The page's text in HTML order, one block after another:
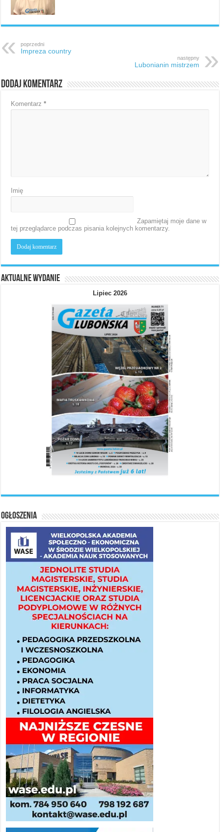
poprzedni
Impreza country
następny
Lubonianin mistrzem
Dodaj komentarz
Komentarz*
Imię
Zapamiętaj moje dane w
tej przeglądarce podczas pisania kolejnych komentarzy.
Aktualne wydanie
Lipiec 2026
Ogłoszenia